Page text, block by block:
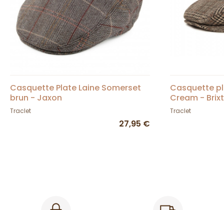
Casquette Plate Laine Somerset
brun - Jaxon
Traclet
27,95 €
Casquette
Cream -
Traclet